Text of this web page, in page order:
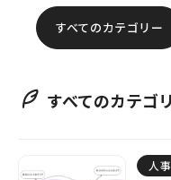
すべてのカテゴリー
すべてのカテゴ
人